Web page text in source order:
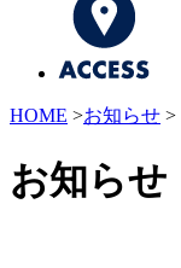
HOME >お知らせ >
お知らせ